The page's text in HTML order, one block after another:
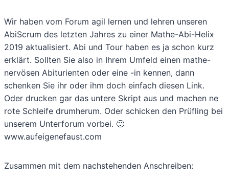
Wir haben vom Forum agil lernen und lehren unseren
AbiScrum des letzten Jahres zu einer Mathe-Abi-Helix
2019 aktualisiert. Abi und Tour haben es ja schon kurz
erklärt. Sollten Sie also in Ihrem Umfeld einen mathe-
nervösen Abiturienten oder eine -in kennen, dann
schenken Sie ihr oder ihm doch einfach diesen Link.
Oder drucken gar das untere Skript aus und machen ne
rote Schleife drumherum. Oder schicken den Prüfling bei
unserem Unterforum vorbei. 🙂
www.aufeigenefaust.com
Zusammen mit dem nachstehenden Anschreiben: